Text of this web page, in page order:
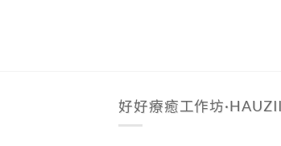
好好療癒工作坊